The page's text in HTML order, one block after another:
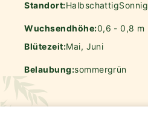
Standort:HalbschattigSonnig
Wuchsendhöhe:0,6 - 0,8 m
Blütezeit:Mai, Juni
Belaubung:sommergrün